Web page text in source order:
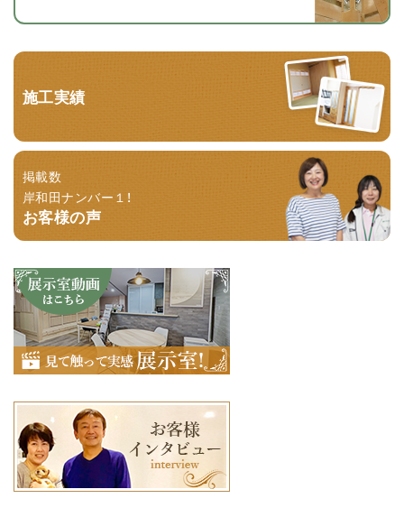
施工実績
掲載数
岸和田ナンバー１！
お客様の声